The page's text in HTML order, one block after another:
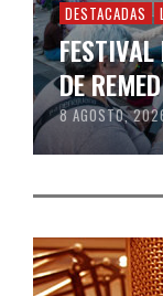
DESTACADAS
DE
8 AGOSTO,